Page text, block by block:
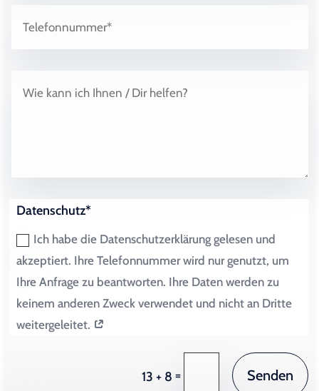
Datenschutz*
Ich habe die Datenschutzerklärung gelesen und
akzeptiert. Ihre Telefonnummer wird nur genutzt, um
Ihre Anfrage zu beantworten. Ihre Daten werden zu
keinem anderen Zweck verwendet und nicht an Dritte
weitergeleitet.
13 + 8 = Senden